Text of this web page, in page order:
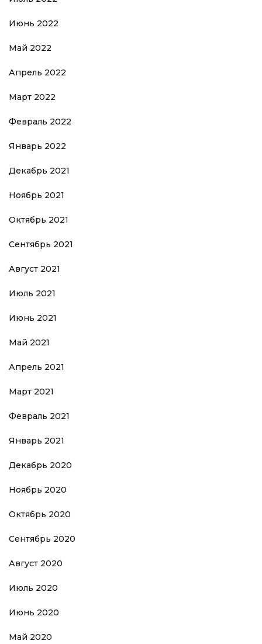
Июнь 2022
Май 2022
Апрель 2022
Март 2022
Февраль 2022
Январь 2022
Декабрь 2021
Ноябрь 2021
Октябрь 2021
Сентябрь 2021
Август 2021
Июль 2021
Июнь 2021
Май 2021
Апрель 2021
Март 2021
Февраль 2021
Январь 2021
Декабрь 2020
Ноябрь 2020
Октябрь 2020
Сентябрь 2020
Август 2020
Июль 2020
Июнь 2020
Май 2020